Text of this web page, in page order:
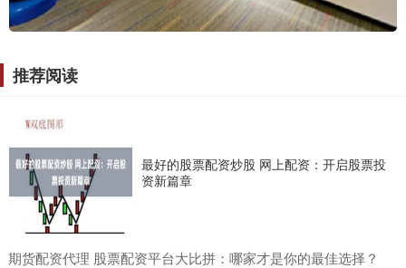
推荐阅读
最好的股票配资炒股 网上配资：开启股票投
资新篇章
​期货配资代理 股票配资平台大比拼：哪家才是你的最佳选择？